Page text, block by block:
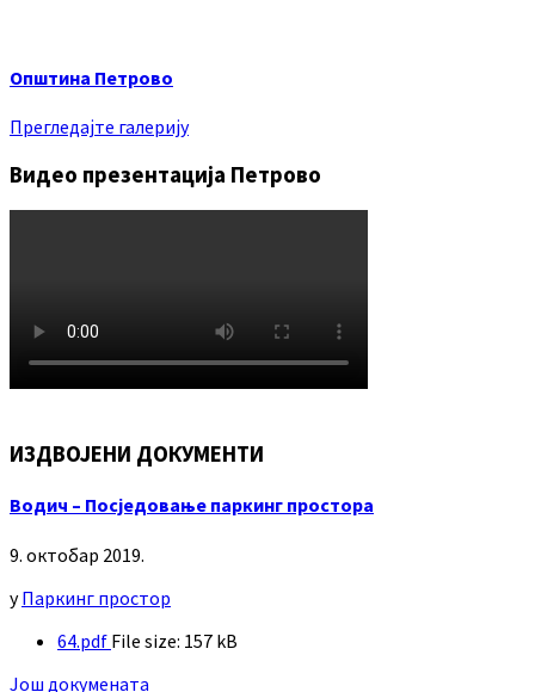
Општина Петрово
Прегледајте галерију
Видео презентација Петрово
ИЗДВОЈЕНИ ДОКУМЕНТИ
Водич – Посједовање паркинг простора
9. октобар 2019.
уПаркинг простор
64.pdf File size: 157 kB
Још докумената